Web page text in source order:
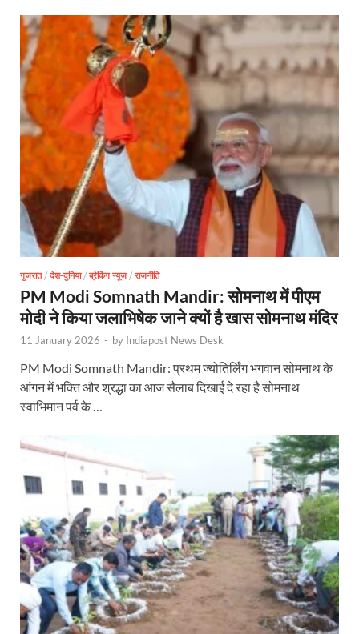
गुजरात/ देश-दुनिया/ ब्रेकिंग न्यूज/ राजनीति
PM Modi Somnath Mandir: सोमनाथ में पीएम
मोदी ने किया जलाभिषेक जाने क्यों है खास सोमनाथ मंदिर
11 January 2026 - by Indiapost News Desk
PM Modi Somnath Mandir: प्रथम ज्योतिर्लिंग भगवान सोमनाथ के
आंगन में भक्ति और श्रद्धा का आज सैलाब दिखाई दे रहा है सोमनाथ
स्वाभिमान पर्व के …